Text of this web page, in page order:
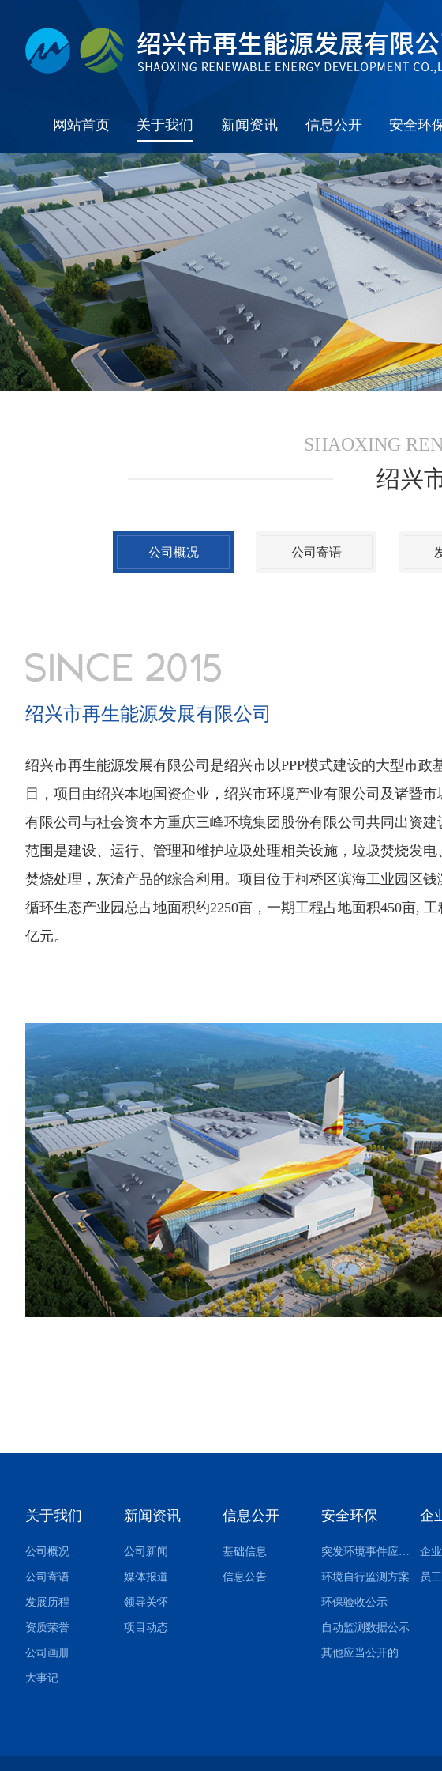
网站首页 关于我们 新闻资讯 信息公开 安全环
SHAOXING
绍兴
公司概况 公司寄语
绍兴市再生能源发展有限公司
绍兴市再生能源发展有限公司是绍兴市以PPP模式建设的大型市政
目，项目由绍兴本地国资企业，绍兴市环境产业有限公司及诸暨市
有限公司与社会资本方重庆三峰环境集团股份有限公司共同出资建
范围是建设、运行、管理和维护垃圾处理相关设施，垃圾焚烧发电
焚烧处理，灰渣产品的综合利用。项目位于柯桥区滨海工业园区钱
循环生态产业园总占地面积约2250亩，一期工程占地面积450亩,
亿元。
关于我们
公司概况
公司寄语
发展历程
资质荣誉
公司画册
大事记
新闻资讯
公司新闻
媒体报道
领导关怀
项目动态
信息公开
基础信息
信息公告
安全环保
突发环境事件应急预案
环境自行监测方案
环保验收公示
自动监测数据公示
其他应当公开的环境信息
企
企
员